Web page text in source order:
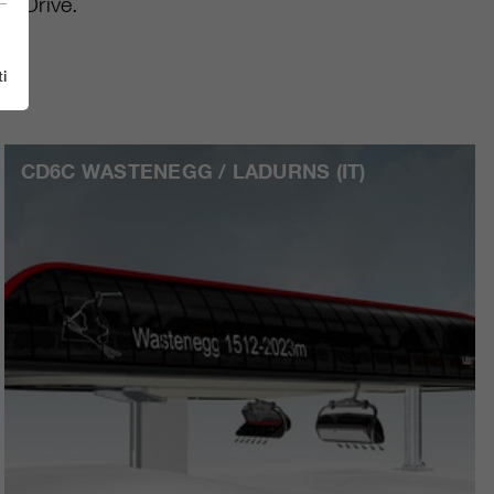
CD6C WASTENEGG / LADURNS (IT)